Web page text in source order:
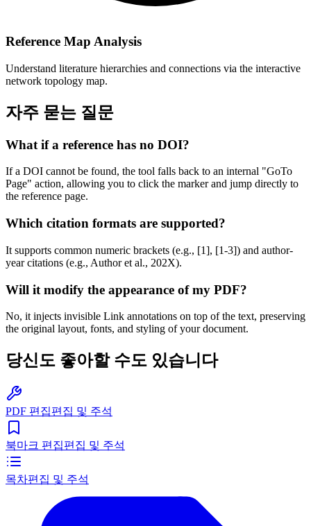
Reference Map Analysis
Understand literature hierarchies and connections via the interactive
network topology map.
자주 묻는 질문
What if a reference has no DOI?
If a DOI cannot be found, the tool falls back to an internal "GoTo
Page" action, allowing you to click the marker and jump directly to
the reference page.
Which citation formats are supported?
It supports common numeric brackets (e.g., [1], [1-3]) and author-
year citations (e.g., Author et al., 202X).
Will it modify the appearance of my PDF?
No, it injects invisible Link annotations on top of the text, preserving
the original layout, fonts, and styling of your document.
당신도 좋아할 수도 있습니다
PDF 편집편집 및 주석
북마크 편집편집 및 주석
목차편집 및 주석